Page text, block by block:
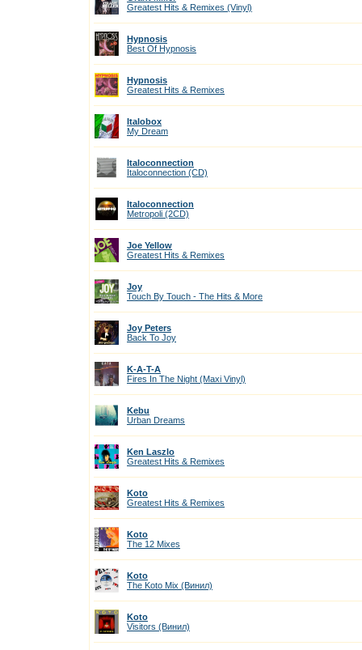
Greatest Hits & Remixes (Vinyl)
Hypnosis
Best Of Hypnosis
Hypnosis
Greatest Hits & Remixes
Italobox
My Dream
Italoconnection
Italoconnection (CD)
Italoconnection
Metropoli (2CD)
Joe Yellow
Greatest Hits & Remixes
Joy
Touch By Touch - The Hits & More
Joy Peters
Back To Joy
K-A-T-A
Fires In The Night (Maxi Vinyl)
Kebu
Urban Dreams
Ken Laszlo
Greatest Hits & Remixes
Koto
Greatest Hits & Remixes
Koto
The 12 Mixes
Koto
The Koto Mix (Винил)
Koto
Visitors (Винил)